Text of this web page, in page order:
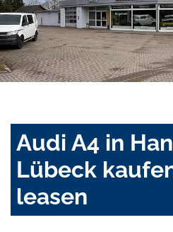
Audi A4 in
Lübeck
leasen